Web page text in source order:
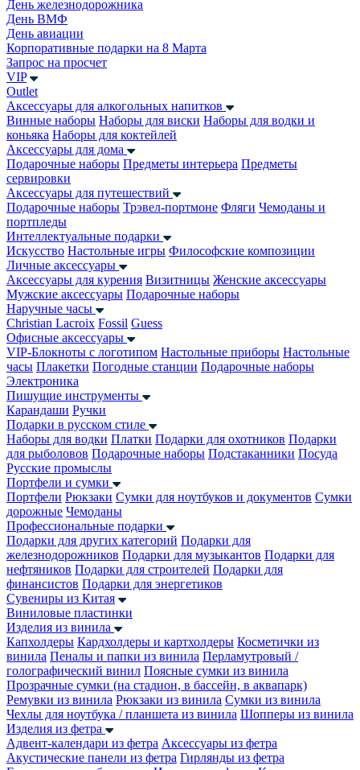
День железнодорожника
День ВМФ
День авиации
Корпоративные подарки на 8 Марта
Запрос на просчет
VIP
Outlet
Аксессуары для алкогольных напитков
Винные наборы Наборы для виски Наборы для водки и
коньяка Наборы для коктейлей
Аксессуары для дома
Подарочные наборы Предметы интерьера Предметы
сервировки
Аксессуары для путешествий
Подарочные наборы Трэвел-портмоне Фляги Чемоданы и
портпледы
Интеллектуальные подарки
Искусство Настольные игры Философские композиции
Личные аксессуары
Аксессуары для курения Визитницы Женские аксессуары
Мужские аксессуары Подарочные наборы
Наручные часы
Christian Lacroix Fossil Guess
Офисные аксессуары
VIP-Блокноты с логотипом Настольные приборы Настольные
часы Плакетки Погодные станции Подарочные наборы
Электроника
Пишущие инструменты
Карандаши Ручки
Подарки в русском стиле
Наборы для водки Платки Подарки для охотников Подарки
для рыболовов Подарочные наборы Подстаканники Посуда
Русские промыслы
Портфели и сумки
Портфели Рюкзаки Сумки для ноутбуков и документов Сумки
дорожные Чемоданы
Профессиональные подарки
Подарки для других категорий Подарки для
железнодорожников Подарки для музыкантов Подарки для
нефтяников Подарки для строителей Подарки для
финансистов Подарки для энергетиков
Сувениры из Китая
Виниловые пластинки
Изделия из винила
Капхолдеры Кардхолдеры и картхолдеры Косметички из
винила Пеналы и папки из винила Перламутровый /
голографический винил Поясные сумки из винила
Прозрачные сумки (на стадион, в бассейн, в аквапарк)
Ремувки из винила Рюкзаки из винила Сумки из винила
Чехлы для ноутбука / планшета из винила Шопперы из винила
Изделия из фетра
Адвент-календари из фетра Аксессуары из фетра
Акустические панели из фетра Гирлянды из фетра